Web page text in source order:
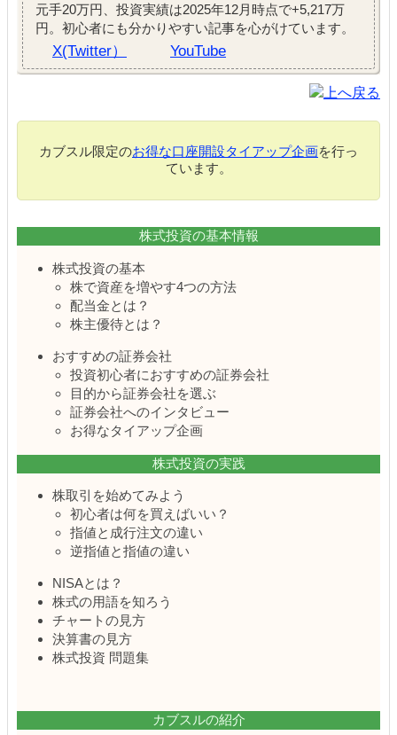
元手20万円、投資実績は2025年12月時点で+5,217万
円。初心者にも分かりやすい記事を心がけています。
X(Twitter） YouTube
カブスル限定のお得な口座開設タイアップ企画を行っ
ています。
株式投資の基本情報
株式投資の基本
株で資産を増やす4つの方法
配当金とは？
株主優待とは？
おすすめの証券会社
投資初心者におすすめの証券会社
目的から証券会社を選ぶ
証券会社へのインタビュー
お得なタイアップ企画
株式投資の実践
株取引を始めてみよう
初心者は何を買えばいい？
指値と成行注文の違い
逆指値と指値の違い
NISAとは？
株式の用語を知ろう
チャートの見方
決算書の見方
株式投資 問題集
カブスルの紹介